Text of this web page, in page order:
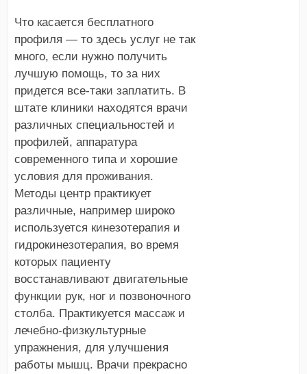
Что касается бесплатного
профиля — то здесь услуг не так
много, если нужно получить
лучшую помощь, то за них
придется все-таки заплатить. В
штате клиники находятся врачи
различных специальностей и
профилей, аппаратура
современного типа и хорошие
условия для проживания.
Методы центр практикует
различные, например широко
используется кинезотерапия и
гидрокинезотерапия, во время
которых пациенту
восстанавливают двигательные
функции рук, ног и позвоночного
столба. Практикуется массаж и
лечебно-физкультурные
упражнения, для улучшения
работы мышц. Врачи прекрасно